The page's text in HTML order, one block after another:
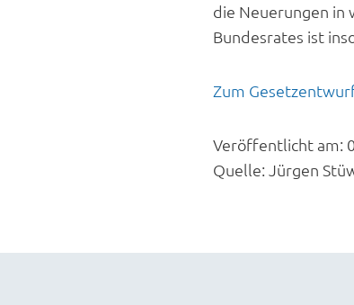
die Neuerungen in
Bundesrates ist
Zum
Veröffentlicht am:
Quelle: Jürgen